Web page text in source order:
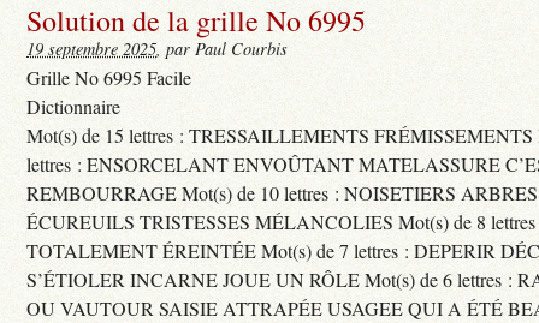
Solution de la grille No 6995
19 septembre 2025, par Paul Courbis
Grille No 6995 Facile
Dictionnaire
Mot(s) de 15 lettres : TRESSAILLEMENTS FRÉMISSEMENTS
lettres : ENSORCELANT ENVOÛTANT MATELASSURE
REMBOURRAGE Mot(s) de 10 lettres : NOISETIERS
ÉCUREUILS TRISTESSES MÉLANCOLIES Mot(s) de 8
TOTALEMENT ÉREINTÉE Mot(s) de 7 lettres : DEPERIR
S’ÉTIOLER INCARNE JOUE UN RÔLE Mot(s) de 6 lettres :
OU VAUTOUR SAISIE ATTRAPÉE USAGEE QUI A ÉTÉ